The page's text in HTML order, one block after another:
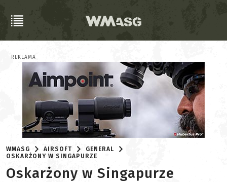
REKLAMA
WMASG AIRSOFT
GENERAL
OSKARŻONY W SINGAPURZE
Oskarżony w Singapurze